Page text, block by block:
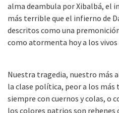
alma deambula por Xibalbá, el
más terrible que el infierno de
descritos como una
como atormenta hoy a los vivos
Nuestra tragedia, nuestro más
la clase política, peor a los más
siempre con cuernos y colas, o
los colores patrios son rehenes